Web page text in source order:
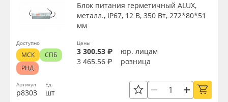
Артикул
р8303
Блок питания герметичный ALUX,
металл., IP67, 12 В, 350 Вт, 272*80*51
мм
Ед.
шт
Цены
3 300.53 ₽
юр. лицам
3 465.56 ₽
розница
Доступно
МСК
СПБ
РНД